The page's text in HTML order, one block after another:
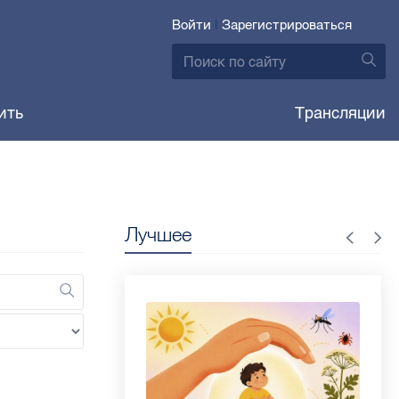
Войти | Зарегистрироваться
Трансляции
Лучшее